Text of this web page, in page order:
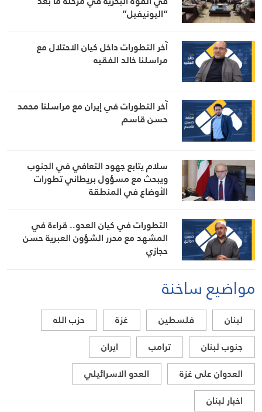
“اليونيفيل”
آخر التطورات داخل كيان الاحتلال مع
مراسلنا خالد الفقيه
آخر التطورات في إيران مع مراسلنا محمد
حسن قاسم
سلام يتابع جهود التعافي في الجنوب
ويبحث مع مسؤول بريطاني تطورات
الأوضاع في المنطقة
التطورات في كيان العدو.. قراءة في
المشهد مع محرر الشؤون العبرية حسن
حجازي
مواضيع ساخنة
لبنان فلسطين غزة
حزب الله
جنوب لبنان
ترامب
ايران
العدوان على غزة
العدو الاسرائيلي
اخبار لبنان